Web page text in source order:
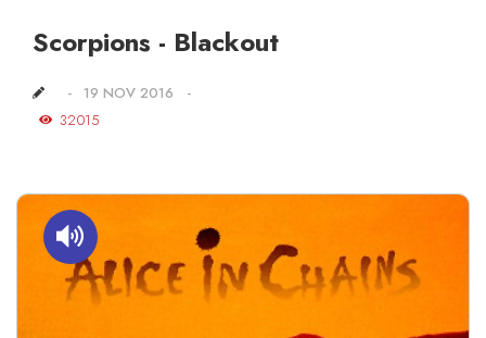
Scorpions - Blackout
19 NOV 2016
32015